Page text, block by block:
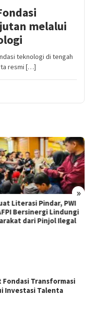
melalui
teknologi di tengah
resmi […]
»
​Struktur Pengawasan
Diperkuat, RUPS
Ubaid Jadi Komisaris
Fondasi Transformasi
Investasi Talenta